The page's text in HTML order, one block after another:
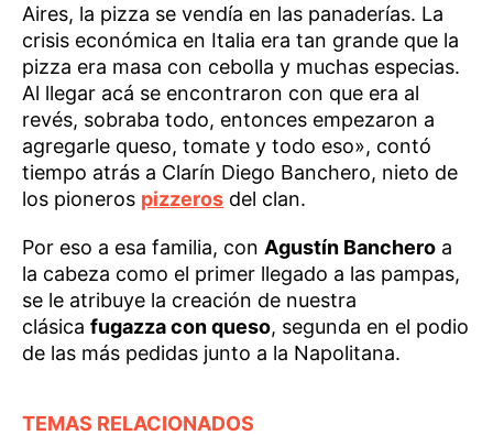
Aires, la pizza se vendía en las panaderías. La
crisis económica en Italia era tan grande que la
pizza era masa con cebolla y muchas especias.
Al llegar acá se encontraron con que era al
revés, sobraba todo, entonces empezaron a
agregarle queso, tomate y todo eso», contó
tiempo atrás a Clarín Diego Banchero, nieto de
los pioneros pizzeros del clan.
Por eso a esa familia, con Agustín Banchero a
la cabeza como el primer llegado a las pampas,
se le atribuye la creación de nuestra
clásica fugazza con queso, segunda en el podio
de las más pedidas junto a la Napolitana.
TEMAS RELACIONADOS